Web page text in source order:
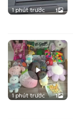
1 phút trước 1
1 phút trước 1